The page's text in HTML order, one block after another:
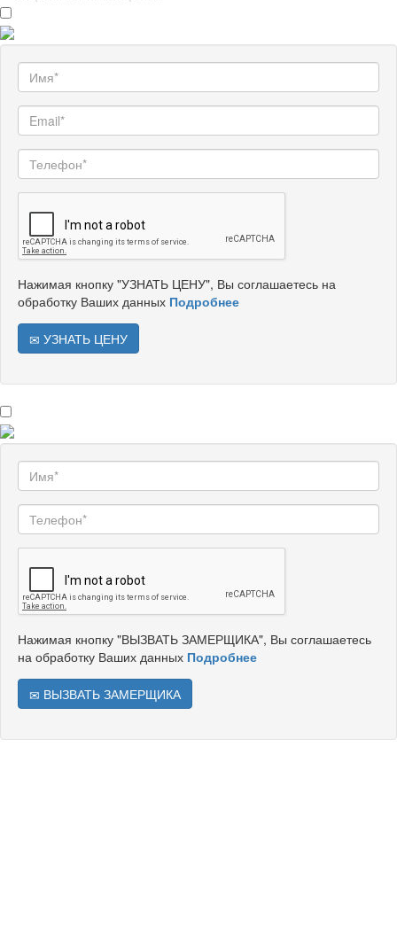
Нажимая кнопку "УЗНАТЬ ЦЕНУ", Вы соглашаетесь на
обработку Ваших данных Подробнее
УЗНАТЬ ЦЕНУ
Нажимая кнопку "ВЫЗВАТЬ ЗАМЕРЩИКА", Вы соглашаетесь
на обработку Ваших данных Подробнее
ВЫЗВАТЬ ЗАМЕРЩИКА